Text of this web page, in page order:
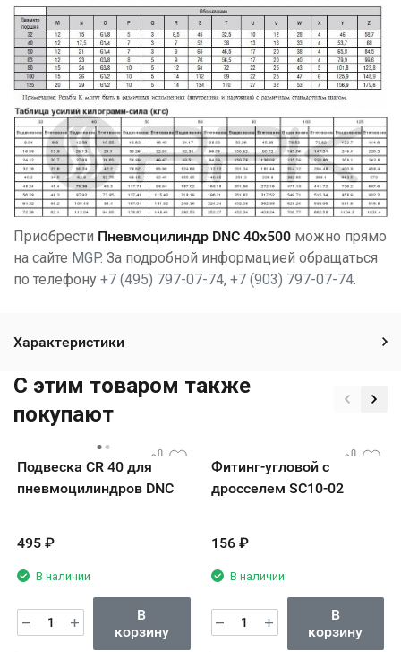
Приобрести Пневмоцилиндр DNC 40x500 можно прямо
на сайте MGP. За подробной информацией обращаться
по телефону +7 (495) 797-07-74, +7 (903) 797-07-74
Характеристики
C этим товаром также
покупают
Подвеска CR 40 для
пневмоцилиндров DNC
495 ₽
В наличии
В
корзину
Фитинг-угловой с
дросселем SC10-02
156 ₽
В наличии
В
корзину